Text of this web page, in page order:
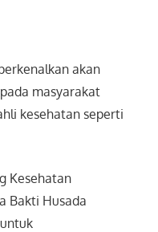
akan
masyarakat
kesehatan seperti
Kesehatan
Bakti Husada